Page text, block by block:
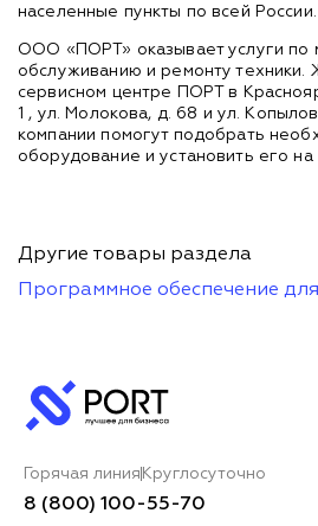
населенные пункты по всей России.
ООО «ПОРТ» оказывает услуги по
обслуживанию и ремонту техники.
сервисном центре ПОРТ в
1 , ул. Молокова, д. 68 и ул.
компании помогут подобрать
оборудование и установить его
Другие товары раздела
Программное обеспечение
Горячая линия Круглосуточно
8 (800) 100-55-70